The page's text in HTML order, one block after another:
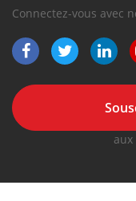
Connectez-vous avec
aux